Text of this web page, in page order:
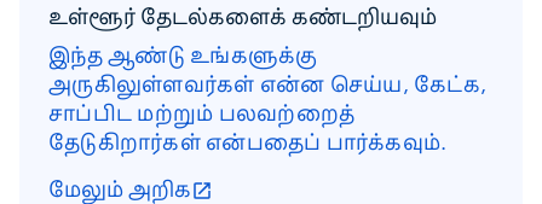
உள்ளூர் தேடல்களைக் கண்டறியவும்
இந்த ஆண்டு உங்களுக்கு
அருகிலுள்ளவர்கள் என்ன செய்ய, கேட்க,
சாப்பிட மற்றும் பலவற்றைத்
தேடுகிறார்கள் என்பதைப் பார்க்கவும்.
மேலும் அறிக